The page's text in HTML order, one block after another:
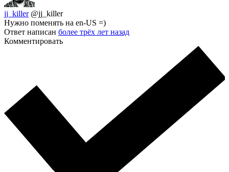
jj_killer @jj_killer
Нужно поменять на en-US =)
Ответ написан более трёх лет назад
Комментировать